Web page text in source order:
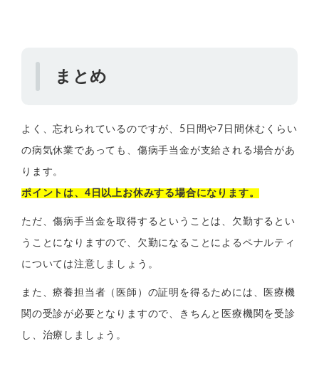
まとめ
よく、忘れられているのですが、5日間や7日間休むくらい
の病気休業であっても、傷病手当金が支給される場合があ
ります。
ポイントは、4日以上お休みする場合になります。
ただ、傷病手当金を取得するということは、欠勤するとい
うことになりますので、欠勤になることによるペナルティ
については注意しましょう。
また、療養担当者（医師）の証明を得るためには、医療機
関の受診が必要となりますので、きちんと医療機関を受診
し、治療しましょう。